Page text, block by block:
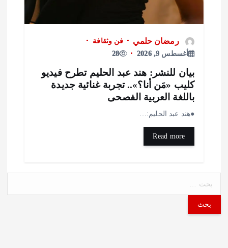
رمضان حلمي
فن وثقافة
أغسطس 9, 2026
28
للنشر: هند عبد الحليم تطرح فيديو
«مَن أنا؟».. تجربة غنائية جديدة
العربية الفصحى
عبد الحليم:…